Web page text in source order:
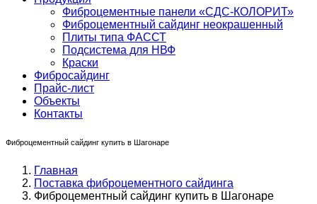
Фиброцементные панели «СДС-КОЛОРИТ»
Фиброцементный сайдинг неокрашенный
Плиты типа ФАССТ
Подсистема для НВФ
Краски
Фибросайдинг
Прайс-лист
Объекты
Контакты
Фиброцементный сайдинг купить в Шагонаре
Главная
Поставка фиброцементного сайдинга
Фиброцементный сайдинг купить в Шагонаре